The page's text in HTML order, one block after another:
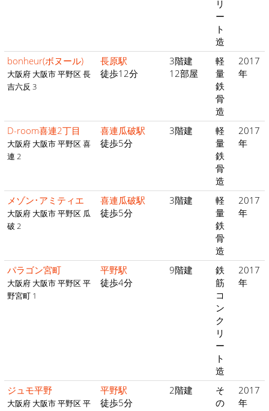
リ
ー
ト
造
bonheur(ボヌール)
大阪府 大阪市 平野区 長
吉六反 3
長原駅
徒歩12分
3階建
12部屋
軽
量
鉄
骨
造
2017
年
D-room喜連2丁目
大阪府 大阪市 平野区 喜
連 2
喜連瓜破駅
徒歩5分
3階建
軽
量
鉄
骨
造
2017
年
メゾン･アミティエ
大阪府 大阪市 平野区 瓜
破 2
喜連瓜破駅
徒歩5分
3階建
軽
量
鉄
骨
造
2017
年
パラゴン宮町
大阪府 大阪市 平野区 平
野宮町 1
平野駅
徒歩4分
9階建
鉄
筋
コ
ン
ク
リ
ー
ト
造
2017
年
ジュモ平野
大阪府 大阪市 平野区 平
平野駅
徒歩5分
2階建
そ
の
2017
年